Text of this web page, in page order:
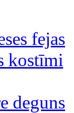
fejas
kostīmi
deguns